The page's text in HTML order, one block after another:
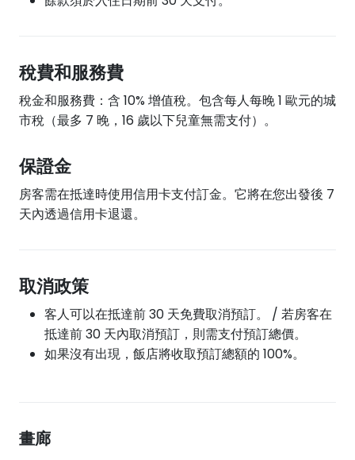
稅費和服務費
稅金和服務費：含 10% 增值稅。包含每人每晚 1 歐元的城
市稅（最多 7 晚，16 歲以下兒童無需支付）。
保證金
房客需在抵達時使用信用卡支付訂金。它將在您出發後 7
天內透過信用卡退還。
取消政策
客人可以在抵達前 30 天免費取消預訂。 / 若房客在
抵達前 30 天內取消預訂，則需支付預訂總價。
如果沒有出現，飯店將收取預訂總額的 100%。
畫廊